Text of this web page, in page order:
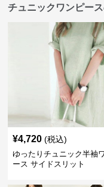
チュニックワンピー
¥4,720 (税込)
ゆったりチュニック半袖
ース サイドスリット